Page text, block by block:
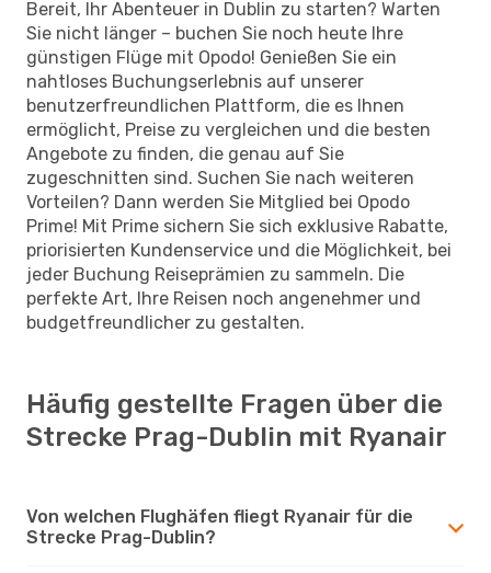
Bereit, Ihr Abenteuer in Dublin zu starten? Warten
Sie nicht länger – buchen Sie noch heute Ihre
günstigen Flüge mit Opodo! Genießen Sie ein
nahtloses Buchungserlebnis auf unserer
benutzerfreundlichen Plattform, die es Ihnen
ermöglicht, Preise zu vergleichen und die besten
Angebote zu finden, die genau auf Sie
zugeschnitten sind. Suchen Sie nach weiteren
Vorteilen? Dann werden Sie Mitglied bei Opodo
Prime! Mit Prime sichern Sie sich exklusive Rabatte,
priorisierten Kundenservice und die Möglichkeit, bei
jeder Buchung Reiseprämien zu sammeln. Die
perfekte Art, Ihre Reisen noch angenehmer und
budgetfreundlicher zu gestalten.
Häufig gestellte Fragen über die
Strecke Prag-Dublin mit Ryanair
Von welchen Flughäfen fliegt Ryanair für die
Strecke Prag-Dublin?